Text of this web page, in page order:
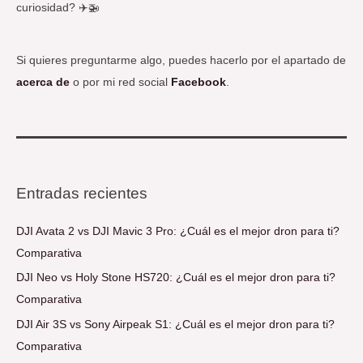
curiosidad? ✈️🚁
Si quieres preguntarme algo, puedes hacerlo por el apartado de
acerca de o por mi red social Facebook.
Entradas recientes
DJI Avata 2 vs DJI Mavic 3 Pro: ¿Cuál es el mejor dron para ti?
Comparativa
DJI Neo vs Holy Stone HS720: ¿Cuál es el mejor dron para ti?
Comparativa
DJI Air 3S vs Sony Airpeak S1: ¿Cuál es el mejor dron para ti?
Comparativa